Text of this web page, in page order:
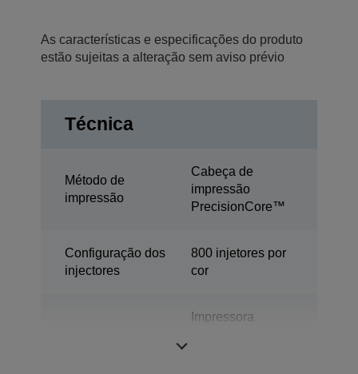
As características e especificações do produto
estão sujeitas a alteração sem aviso prévio
Técnica
Método de
impressão
Cabeça de
impressão
PrecisionCore™
Configuração dos
injectores
800 injetores por
cor
Impressora